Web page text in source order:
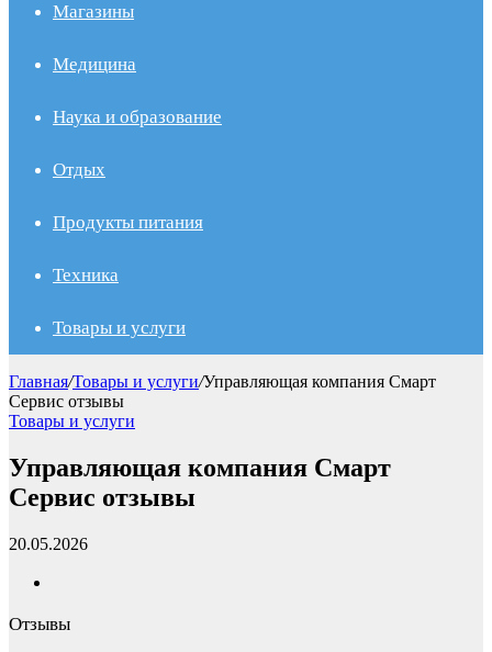
Магазины
Медицина
Наука и образование
Отдых
Продукты питания
Техника
Товары и услуги
Главная/Товары и услуги/Управляющая компания Смарт
Сервис отзывы
Товары и услуги
Управляющая компания Смарт
Сервис отзывы
20.05.2026
Отзывы